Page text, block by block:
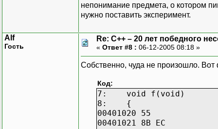
непонимание предмета, о котором
нужно поставить эксперимент.
Alf
Гость
Re: C++ – 20 лет победного
« Ответ #8 : 06-12-2005 08:18 »
Собственно, чуда не произошло.
Код:
7: void f(void)
8: {
00401020
00401021 8B